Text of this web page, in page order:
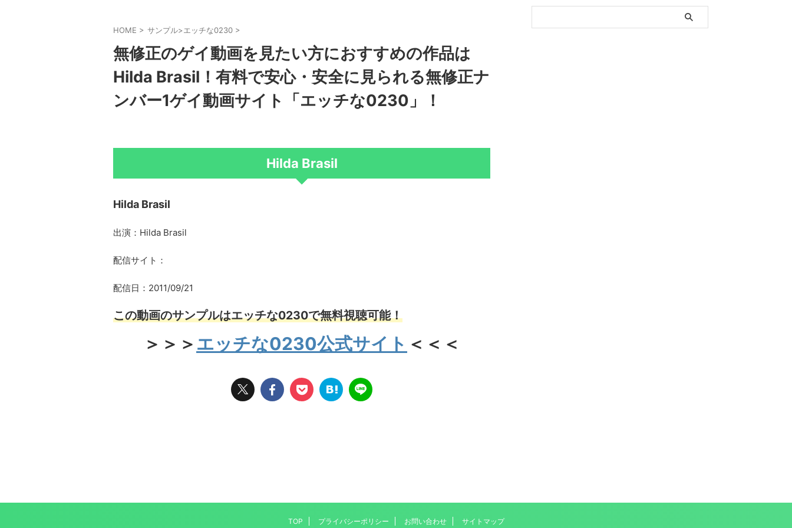
HOME > サンプル>エッチな0230 >
無修正のゲイ動画を見たい方におすすめの作品は
Hilda Brasil！有料で安心・安全に見られる無修正ナ
ンバー1ゲイ動画サイト「エッチな0230」！
Hilda Brasil
Hilda Brasil
出演：Hilda Brasil
配信サイト：
配信日：2011/09/21
この動画のサンプルはエッチな0230で無料視聴可能！
＞＞＞ エッチな0230公式サイト ＜＜＜
TOP プライバシーポリシー お問い合わせ サイトマップ